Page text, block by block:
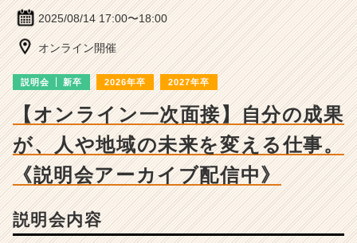
細
チ
ー・
成
長
企
業
ス
2025/08/14 17:00〜18:00
オンライン開催
説明会 新卒 2026年卒 2027年卒
【オンライン一次面接】自分の成果
が、人や地域の未来を変える仕事。
《説明会アーカイブ配信中》
説明会内容